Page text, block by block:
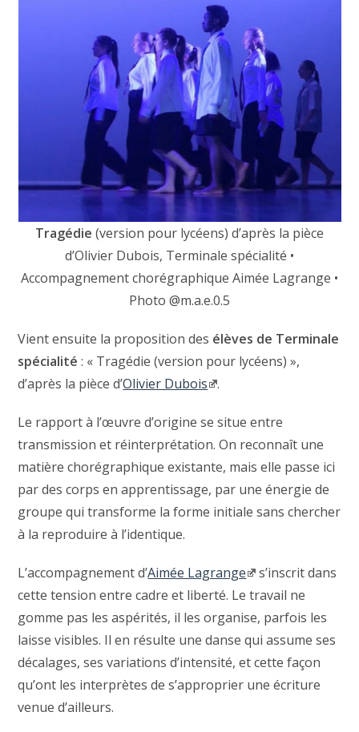
Tragédie (version pour lycéens) d’après la pièce
d’Olivier Dubois, Terminale spécialité •
Accompagnement chorégraphique Aimée Lagrange •
Photo @m.a.e.0.5
Vient ensuite la proposition des élèves de Terminale
spécialité : « Tragédie (version pour lycéens) »,
d’après la pièce d’Olivier Dubois .
Le rapport à l’œuvre d’origine se situe entre
transmission et réinterprétation. On reconnaît une
matière chorégraphique existante, mais elle passe ici
par des corps en apprentissage, par une énergie de
groupe qui transforme la forme initiale sans chercher
à la reproduire à l’identique.
L’accompagnement d’Aimée Lagrange
s’inscrit dans
cette tension entre cadre et liberté. Le travail ne
gomme pas les aspérités, il les organise, parfois les
laisse visibles. Il en résulte une danse qui assume ses
décalages, ses variations d’intensité, et cette façon
qu’ont les interprètes de s’approprier une écriture
venue d’ailleurs.